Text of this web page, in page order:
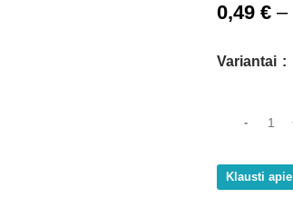
0,49 € –
Variantai
Klausti